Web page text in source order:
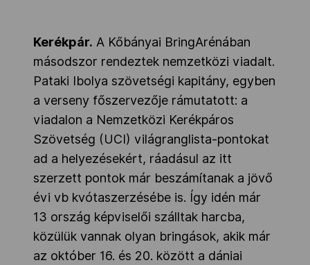
Kerékpár. A Kőbányai BringArénában
másodszor rendeztek nemzetközi viadalt.
Pataki Ibolya szövetségi kapitány, egyben
a verseny főszervezője rámutatott: a
viadalon a Nemzetközi Kerékpáros
Szövetség (UCI) világranglista-pontokat
ad a helyezésekért, ráadásul az itt
szerzett pontok már beszámítanak a jövő
évi vb kvótaszerzésébe is. Így idén már
13 ország képviselői szálltak harcba,
közülük vannak olyan bringások, akik már
az október 16. és 20. között a dániai